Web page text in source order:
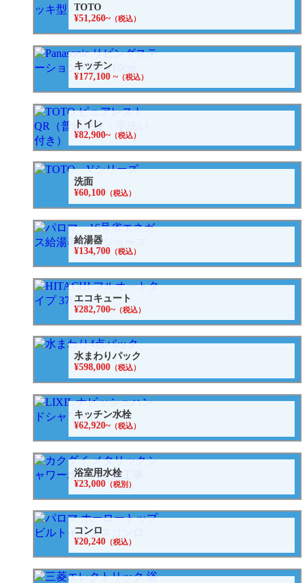
TOTO
¥51,260~（税込）
キッチン
¥177,100 ~（税込）
トイレ
¥82,900~（税込）
洗面
¥60,100 （税込）
給湯器
¥134,700 （税込）
エコキュート
¥282,700~（税込）
水まわりパック
¥598,000 （税込）
キッチン水栓
¥62,920~（税込）
浴室用水栓
¥23,000 （税別）
コンロ
¥20,240 （税込）